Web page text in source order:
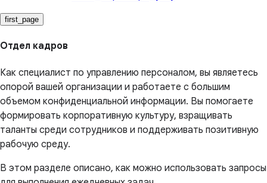
first_page
Отдел кадров
Как специалист по управлению персоналом, вы являетесь
опорой вашей организации и работаете с большим
объемом конфиденциальной информации. Вы помогаете
формировать корпоративную культуру, взращивать
таланты среди сотрудников и поддерживать позитивную
рабочую среду.
В этом разделе описано, как можно использовать запросы